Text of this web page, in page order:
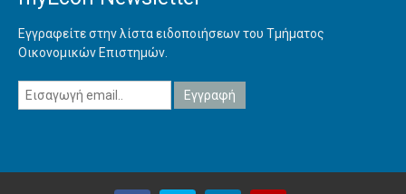
Εγγραφείτε στην λίστα ειδοποιήσεων του Τμήματος
Οικονομικών Επιστημών.